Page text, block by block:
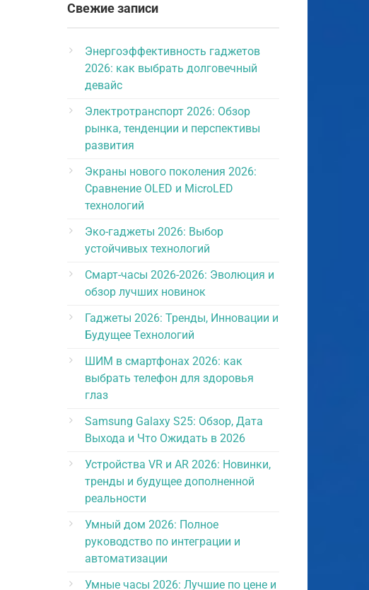
Свежие записи
Энергоэффективность гаджетов
2026: как выбрать долговечный
девайс
Электротранспорт 2026: Обзор
рынка, тенденции и перспективы
развития
Экраны нового поколения 2026:
Сравнение OLED и MicroLED
технологий
Эко-гаджеты 2026: Выбор
устойчивых технологий
Смарт-часы 2026-2026: Эволюция и
обзор лучших новинок
Гаджеты 2026: Тренды, Инновации и
Будущее Технологий
ШИМ в смартфонах 2026: как
выбрать телефон для здоровья
глаз
Samsung Galaxy S25: Обзор, Дата
Выхода и Что Ожидать в 2026
Устройства VR и AR 2026: Новинки,
тренды и будущее дополненной
реальности
Умный дом 2026: Полное
руководство по интеграции и
автоматизации
Умные часы 2026: Лучшие по цене и